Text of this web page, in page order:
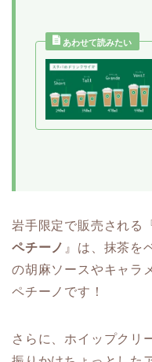
岩手限定で販売される
ペチーノ 』は、抹茶を
の胡麻ソースやキャラ
ペチーノです！
さらに、ホイップクリ